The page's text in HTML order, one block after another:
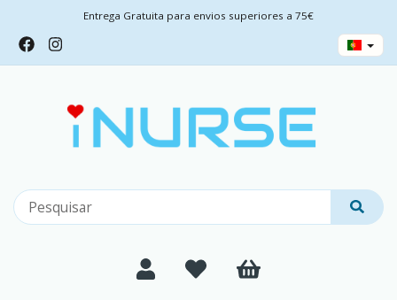
Entrega Gratuita para envios superiores a 75€